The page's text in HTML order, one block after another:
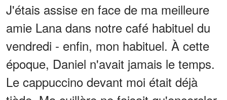
J'étais assise en face de ma meilleure
amie Lana dans notre café habituel du
vendredi - enfin, mon habituel. À cette
époque, Daniel n'avait jamais le temps.
Le cappuccino devant moi était déjà